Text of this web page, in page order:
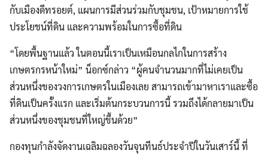
กับเมืองดีทรอยต์, แผนการมีส่วนร่วมกับชุมชน, เป้าหมายการใช้
ประโยชน์ที่ดิน และความพร้อมในการซื้อที่ดิน
“โดยพื้นฐานแล้ว ในตอนนี้เราเป็นเหมือนกลไกในการสร้าง
เกษตรกรหน้าใหม่” น็อกซ์กล่าว “ผู้คนจำนวนมากที่ไม่เคยเป็น
ส่วนหนึ่งของวงการเกษตรในเมืองเลย สามารถเข้ามาหาเราและซื้อ
ที่ดินเป็นครั้งแรก และเริ่มต้นกระบวนการนี้ รวมถึงได้กลายมาเป็น
ส่วนหนึ่งของชุมชนที่ใหญ่ขึ้นด้วย”
กองทุนกำลังจัดงานเฉลิมฉลองวันจุนทีนธ์ประจำปีในวันเสาร์นี้ ที่